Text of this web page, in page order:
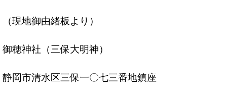
（現地御由緒板より）
御穂神社（三保大明神）
静岡市清水区三保一〇七三番地鎮座